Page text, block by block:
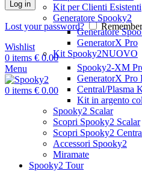
Log in
Lost your password?
Wishlist
0 items € 0.00
Menu
0 items € 0.00
Kit per Clienti Esistenti
Generatore Spooky2
Generatore
GeneratorX Pro
Kit Spooky2NUOVO
Spooky2-XM
GeneratorX Pro
Central/Plasma
Kit in argento
Spooky2 Scalar
Scopri Spooky2 Scalar
Scopri Spooky2
Accessori Spooky2
Miramate
Spooky2 Tour